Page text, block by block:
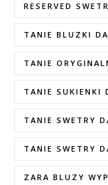
RESERVED
TANIE BLUZKI
TANIE
TANIE SUKIENKI
TANIE SWETRY
TANIE SWETRY
ZARA BLUZY